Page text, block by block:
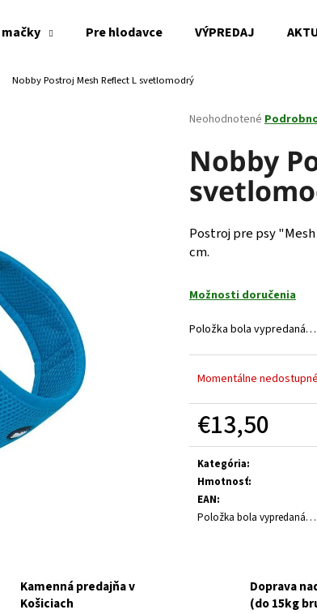
Pre hlodavce VÝPREDAJ
Nobby Postroj Mesh Reflect L svetlomodrý
Priemerné
produktu
je
z
hviezdičiek.
Neohodnotené
Nobby
Postroj pre psy
cm.
Možnosti doručenia
Položka bola vypredaná…
Momentálne nedostupné
€13,50
Jednotková
cena:
Kategória:
Hmotnosť:
EAN:
Položka bola vypredaná…
Kamenná predajňa v
Košiciach
Doprava
(do 15kg
Čo potrebujete nájsť?
HĽADAŤ
NATUR AFM PRÁŠOK 2,5 KG
V ŽELÉ
€16,90